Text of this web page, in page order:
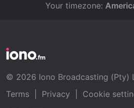
Your timezone:
© 2026 Iono Broadcasting (Pty)
Terms
Privacy
Cookie